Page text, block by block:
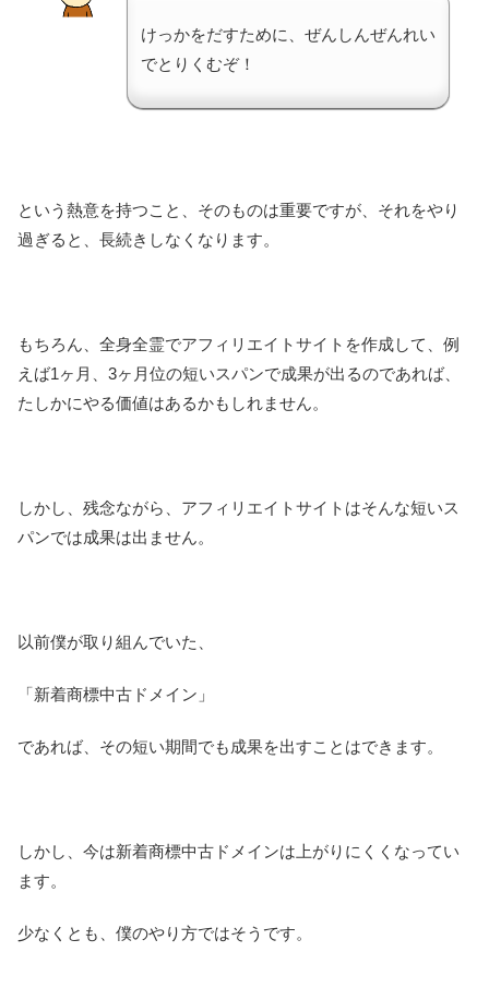
けっかをだすために、ぜんしんぜんれい
でとりくむぞ！
という熱意を持つこと、そのものは重要ですが、それをやり
過ぎると、長続きしなくなります。
もちろん、全身全霊でアフィリエイトサイトを作成して、例
えば1ヶ月、3ヶ月位の短いスパンで成果が出るのであれば、
たしかにやる価値はあるかもしれません。
しかし、残念ながら、アフィリエイトサイトはそんな短いス
パンでは成果は出ません。
以前僕が取り組んでいた、
「新着商標中古ドメイン」
であれば、その短い期間でも成果を出すことはできます。
しかし、今は新着商標中古ドメインは上がりにくくなってい
ます。
少なくとも、僕のやり方ではそうです。